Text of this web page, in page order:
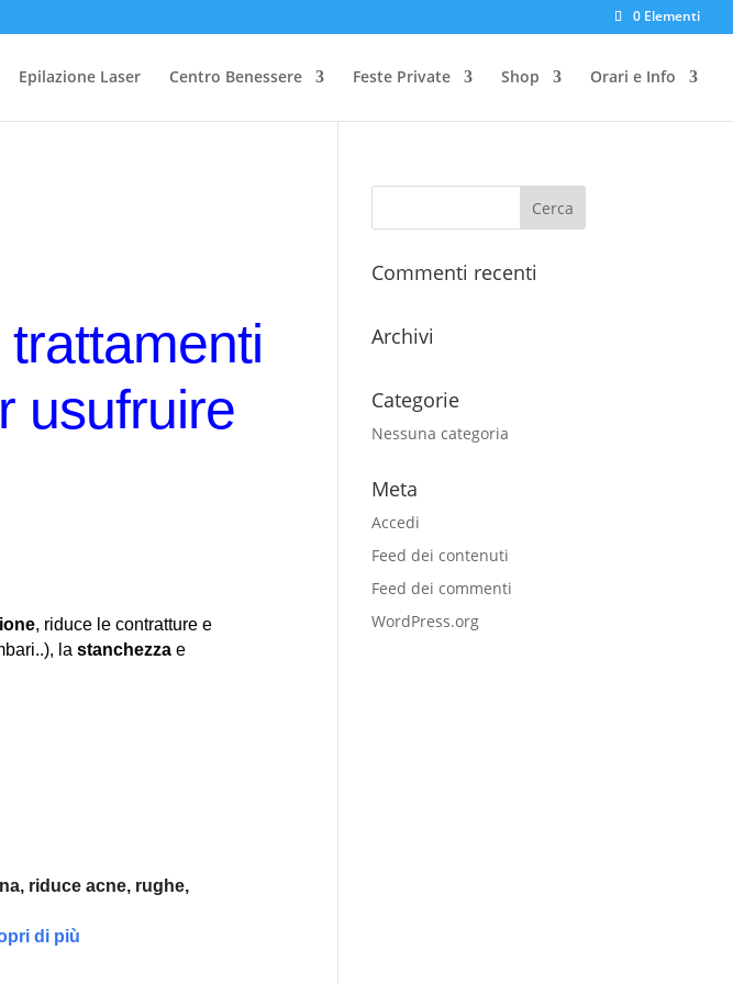
0 Elementi
Epilazione Laser Centro Benessere Feste Private Shop Orari e Info
usufruire
, riduce le contratture e
lastanchezza e
riduce acne, rughe,
di più
Commenti recenti
Archivi
Categorie
Nessuna categoria
Meta
Accedi
Feed dei contenuti
Feed dei commenti
WordPress.org